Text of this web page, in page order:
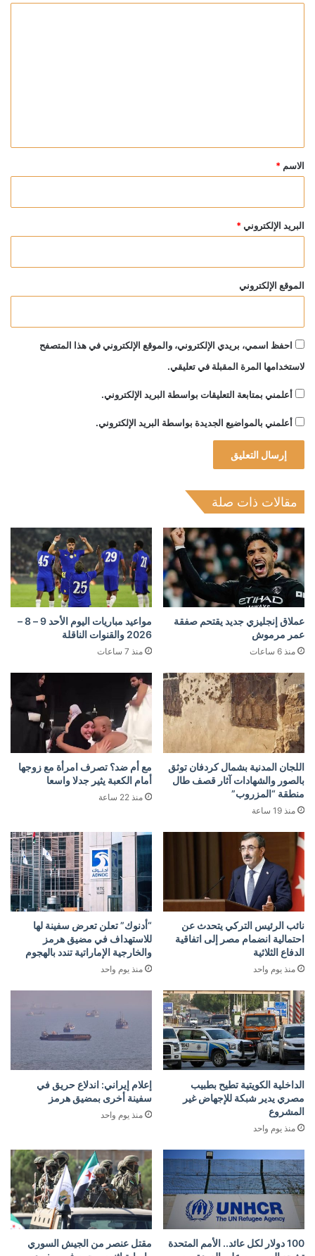
*
الاسم *
البريد الإلكتروني *
الموقع الإلكتروني
احفظ اسمي، بريدي الإلكتروني، والموقع الإلكتروني في هذا المتصفح
لاستخدامها المرة المقبلة في تعليقي.
أعلمني بمتابعة التعليقات بواسطة البريد الإلكتروني.
أعلمني بالمواضيع الجديدة بواسطة البريد الإلكتروني.
مقالات ذات صلة
عملاق إنجليزي جديد يقتحم صفقة
عمر مرموش
منذ 6 ساعات
مواعيد مباريات اليوم الأحد 9 – 8 –
2026 والقنوات الناقلة
منذ 7 ساعات
اللجان المدنية بشمال كردفان توثق
بالصور والشهادات آثار قصف طال
منطقة “المزروب”
منذ 19 ساعة
مع أم ضد؟ تصرف امرأة مع زوجها
أمام الكعبة يثير جدلا واسعا
منذ 22 ساعة
نائب الرئيس التركي يتحدث عن
احتمالية انضمام مصر إلى اتفاقية
الدفاع الثلاثية
منذ يوم واحد
“أدنوك” تعلن تعرض سفينة لها
للاستهداف في مضيق هرمز
والخارجية الإماراتية تندد بالهجوم
منذ يوم واحد
الداخلية الكويتية تطيح بطبيب
مصري يدير شبكة للإجهاض غير
المشروع
منذ يوم واحد
إعلام إيراني: اندلاع حريق في
سفينة أخرى بمضيق هرمز
منذ يوم واحد
100 دولار لكل عائد.. الأمم المتحدة
مقتل عنصر من الجيش السوري